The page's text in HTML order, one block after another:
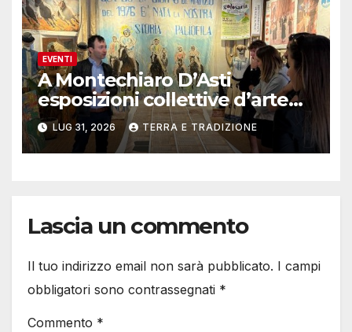
EVENTI
A Montechiaro D’Asti
esposizioni collettive d’arte
contemporanea
LUG 31, 2026 TERRA E TRADIZIONE
Lascia un commento
Il tuo indirizzo email non sarà pubblicato. I campi
obbligatori sono contrassegnati *
Commento *